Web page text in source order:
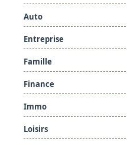
Auto
Entreprise
Famille
Finance
Immo
Loisirs